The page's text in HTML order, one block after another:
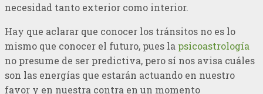
necesidad tanto exterior como interior.
Hay que aclarar que conocer los tránsitos no es lo
mismo que conocer el futuro, pues la psicoastrología
no presume de ser predictiva, pero sí nos avisa cuáles
son las energías que estarán actuando en nuestro
favor y en nuestra contra en un momento